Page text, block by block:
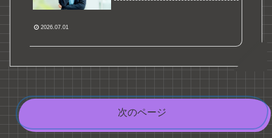
2026.07.01
次のページ